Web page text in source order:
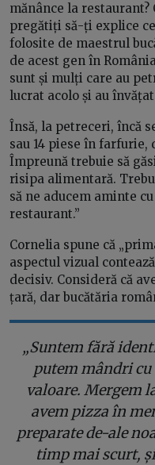
mănânce la
pregătiți să-ți explice
folosite de maestrul
de acest gen în
sunt și mulți care au
lucrat acolo și au
Însă, la petreceri, încă
sau 14 piese în
Împreună trebuie să
risipa alimentară.
să ne aducem aminte
restaurant.”
Cornelia spune că
aspectul vizual
decisiv. Consideră că
țară, dar bucătăria
„Suntem fără
putem mândri cu
valoare. Mergem
avem pizza în
preparate de-ale
timp mai scurt,